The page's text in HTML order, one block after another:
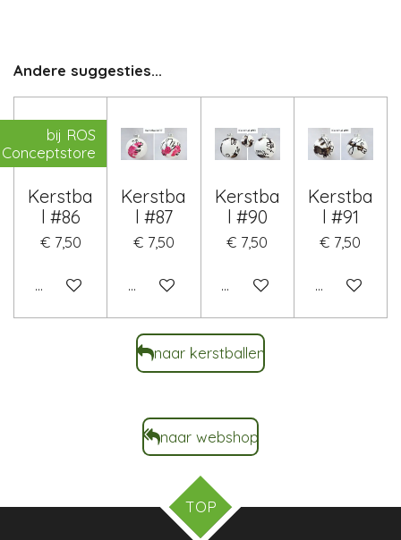
Andere suggesties...
bij ROS
Conceptstore
Kerstba
l #86
€ 7,50
In winkelwagen
Kerstba
l #87
€ 7,50
In winkelwagen
Kerstba
l #90
€ 7,50
In winkelwagen
Kerstba
l #91
€ 7,50
In
naar kerstballen
naar webshop
TOP